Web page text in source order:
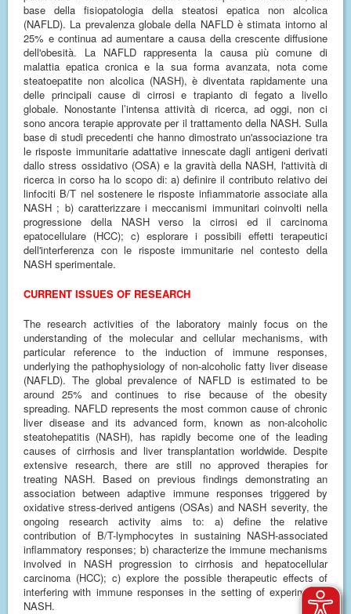
base della fisiopatologia della steatosi epatica non alcolica
(NAFLD). La prevalenza globale della NAFLD è stimata intorno al
25% e continua ad aumentare a causa della crescente diffusione
dell'obesità. La NAFLD rappresenta la causa più comune di
malattia epatica cronica e la sua forma avanzata, nota come
steatoepatite non alcolica (NASH), è diventata rapidamente una
delle principali cause di cirrosi e trapianto di fegato a livello
globale. Nonostante l’intensa attività di ricerca, ad oggi, non ci
sono ancora terapie approvate per il trattamento della NASH. Sulla
base di studi precedenti che hanno dimostrato un'associazione tra
le risposte immunitarie adattative innescate dagli antigeni derivati
dallo stress ossidativo (OSA) e la gravità della NASH, l'attività di
ricerca in corso ha lo scopo di: a) definire il contributo relativo dei
linfociti B/T nel sostenere le risposte infiammatorie associate alla
NASH ; b) caratterizzare i meccanismi immunitari coinvolti nella
progressione della NASH verso la cirrosi ed il carcinoma
epatocellulare (HCC); c) esplorare i possibili effetti terapeutici
dell'interferenza con le risposte immunitarie nel contesto della
NASH sperimentale.
CURRENT ISSUES OF RESEARCH
The research activities of the laboratory mainly focus on the
understanding of the molecular and cellular mechanisms, with
particular reference to the induction of immune responses,
underlying the pathophysiology of non-alcoholic fatty liver disease
(NAFLD). The global prevalence of NAFLD is estimated to be
around 25% and continues to rise because of the obesity
spreading. NAFLD represents the most common cause of chronic
liver disease and its advanced form, known as non-alcoholic
steatohepatitis (NASH), has rapidly become one of the leading
causes of cirrhosis and liver transplantation worldwide. Despite
extensive research, there are still no approved therapies for
treating NASH. Based on previous findings demonstrating an
association between adaptive immune responses triggered by
oxidative stress-derived antigens (OSAs) and NASH severity, the
ongoing research activity aims to: a) define the relative
contribution of B/T-lymphocytes in sustaining NASH-associated
inflammatory responses; b) characterize the immune mechanisms
involved in NASH progression to cirrhosis and hepatocellular
carcinoma (HCC); c) explore the possible therapeutic effects of
interfering with immune responses in the setting of experimental
NASH.